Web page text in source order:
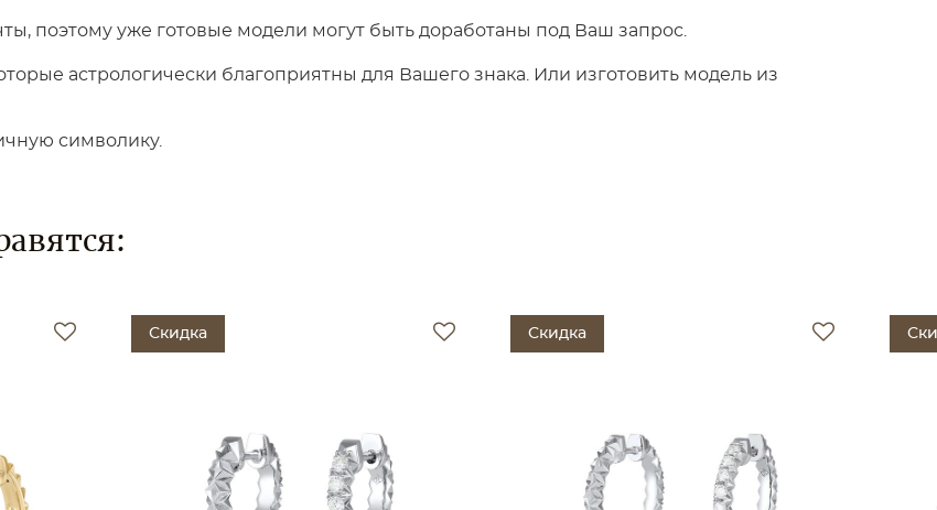
поэтому уже готовые модели могут быть доработаны под Ваш запрос.
астрологически благоприятны для Вашего знака. Или изготовить модель из
символику.
Скидка Скидка